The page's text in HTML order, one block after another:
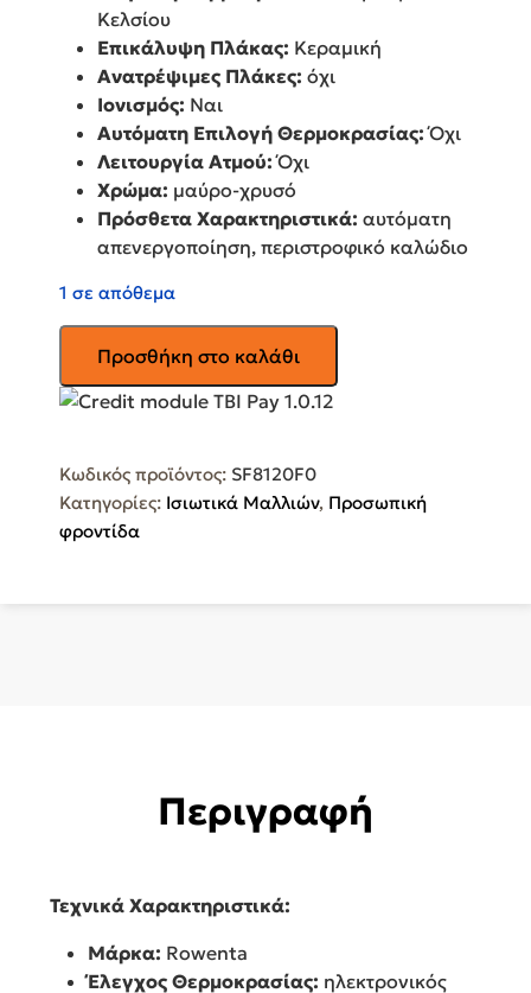
Κελσίου
Επικάλυψη Πλάκας: Κεραμική
Ανατρέψιμες Πλάκες: όχι
Ιονισμός: Ναι
Αυτόματη Επιλογή Θερμοκρασίας:Όχι
Λειτουργία Ατμού:Όχι
Χρώμα: μαύρο-χρυσό
Πρόσθετα Χαρακτηριστικά: αυτόματη
απενεργοποίηση, περιστροφικό καλώδιο
1 σε απόθεμα
Πρέσα
Μαλλιών
και
Κεραμικές
Πλάκες
Προσθήκη στο καλάθι
Κωδικός προϊόντος: SF8120F0
Κατηγορίες: Ισιωτικά Μαλλιών, Προσωπική
φροντίδα
Περιγραφή
Τεχνικά Χαρακτηριστικά:
Μάρκα: Rowenta
Έλεγχος Θερμοκρασίας: ηλεκτρονικός